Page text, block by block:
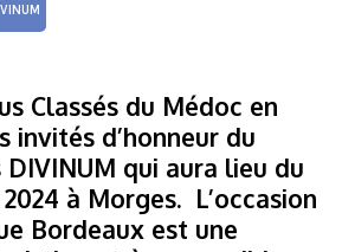
Classés du Médoc en
invités d’honneur du
qui aura lieu du
à Morges. L’occasion
Bordeaux est une